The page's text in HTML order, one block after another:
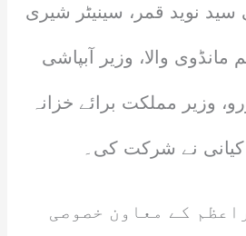
نوید قمر، سینیٹر شیری
مانڈوی والا، وزیر آبپاشی
وزیر مملکت برائے خزانہ
کیانی نے شرکت کی۔
کے معاون خصوصی